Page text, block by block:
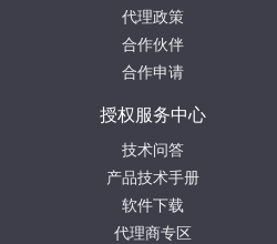
代理政策
合作伙伴
合作申请
授权服务中心
技术问答
产品技术手册
软件下载
代理商专区